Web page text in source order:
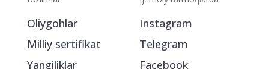
Bo‘limlar Ijtimoiy tarmoqlarda